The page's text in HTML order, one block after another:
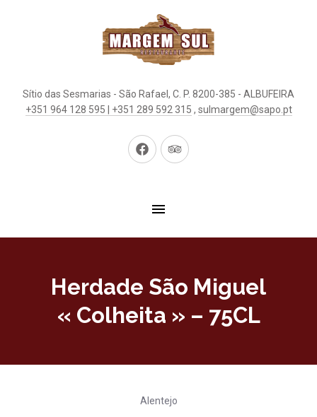
Sítio das Sesmarias - São Rafael, C. P. 8200-385 - ALBUFEIRA
+351 964 128 595 | +351 289 592 315 , sulmargem@sapo.pt
New
New
Herdade São Miguel
« Colheita » – 75CL
Alentejo